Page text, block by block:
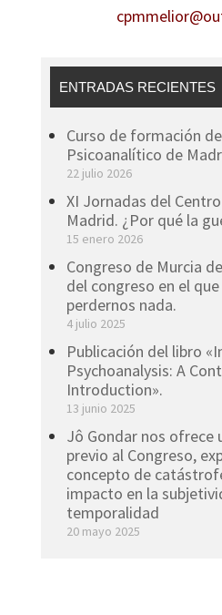
ENTRADAS RECIENTES
Curso de formación
Psicoanalítico de
22 julio 2026
XI Jornadas del
Madrid. ¿Por qué la
15 enero 2026
Congreso de Murcia
del congreso en el
perdernos nada.
4 julio 2025
Publicación del libro
Psychoanalysis: A
Introduction».
13 junio 2025
Jô Gondar nos ofrece
previo al Congreso,
concepto de
impacto en la
temporalidad
20 mayo 2025